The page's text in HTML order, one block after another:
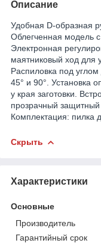
Описание
Удобная D-образная
Облегченная модель
Электронная
маятниковый ход для
Распиловка под
45° и 90°. Установка
у края заготовки.
прозрачный
Комплектация: пилка
Скрыть
Характеристики
Основные
Производитель
Гарантийный срок